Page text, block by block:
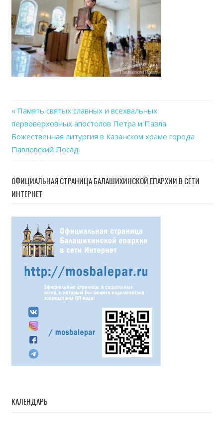
Навигация
по
Previous
Post:
Память святых славных и всехвальных
первоверховных апостолов Петра и Павла.
Божественная литургия в Казанском храме города
Павловский Посад
ОФИЦИАЛЬНАЯ СТРАНИЦА БАЛАШИХИНСКОЙ ЕПАРХИИ В СЕТИ
ИНТЕРНЕТ
КАЛЕНДАРЬ